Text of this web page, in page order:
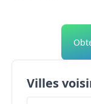
Villes